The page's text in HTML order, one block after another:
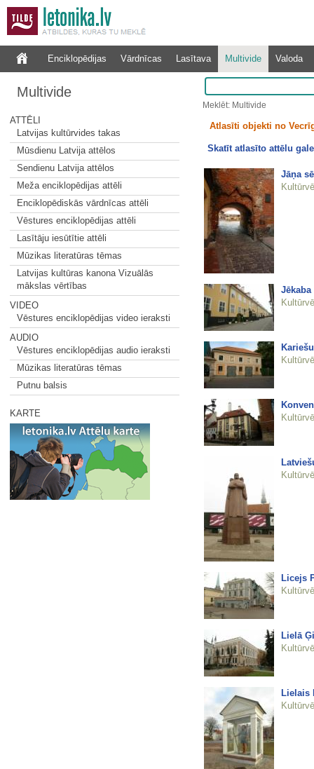
Enciklopēdijas Vārdnīcas Lasītava Multivide Valoda
Multivide
ATTĒLI
Latvijas kultūrvides takas
Mūsdienu Latvija attēlos
Sendienu Latvija attēlos
Meža enciklopēdijas attēli
Enciklopēdiskās vārdnīcas attēli
Vēstures enciklopēdijas attēli
Lasītāju iesūtītie attēli
Mūzikas literatūras tēmas
Latvijas kultūras kanona Vizuālās
mākslas vērtības
VIDEO
Vēstures enciklopēdijas video ieraksti
AUDIO
Vēstures enciklopēdijas audio ieraksti
Mūzikas literatūras tēmas
Putnu balsis
KARTE
Meklēt: Multivide
Atlasīti objekti no
Skatīt atlasīto attēlu
Jāņa
Jēkaba
Licejs
Lielā
Lielais